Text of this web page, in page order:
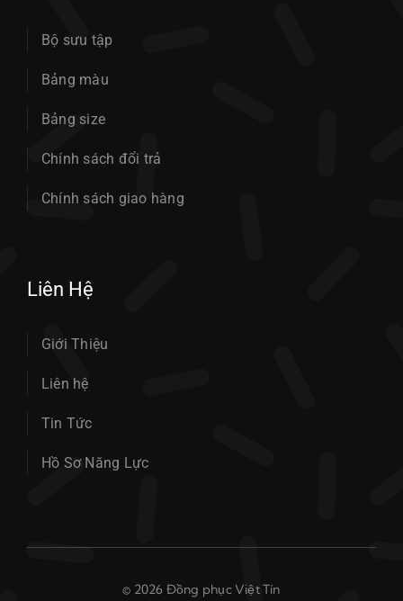
Bộ sưu tập
Bảng màu
Bảng size
Chính sách đổi trả
Chính sách giao hàng
Liên Hệ
Giới Thiệu
Liên hệ
Tin Tức
Hồ Sơ Năng Lực
© 2026 Đồng phục Việt Tín